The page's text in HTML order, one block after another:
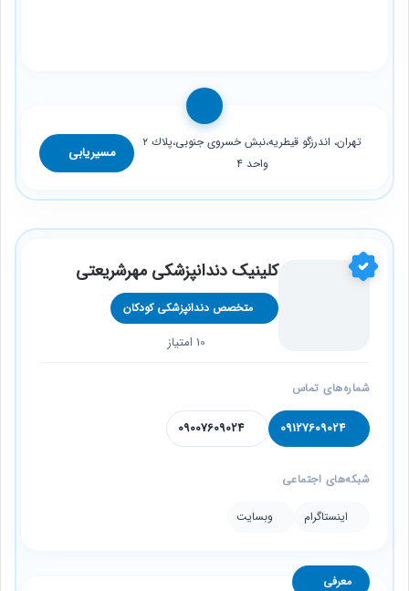
تهران، اندرزگو قيطريه،نبش خسروى جنوبى،پلاك ٢
واحد ٤
مسیریابی
کلینیک دندانپزشکی مهرشریعتی
متخصص دندانپزشکی کودکان
10 امتیاز
شماره‌های تماس
09127609024
09007609024
شبکه‌های اجتماعی
اینستاگرام وبسایت
معرفی